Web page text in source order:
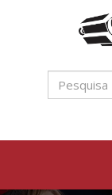
conteúdo
sétima